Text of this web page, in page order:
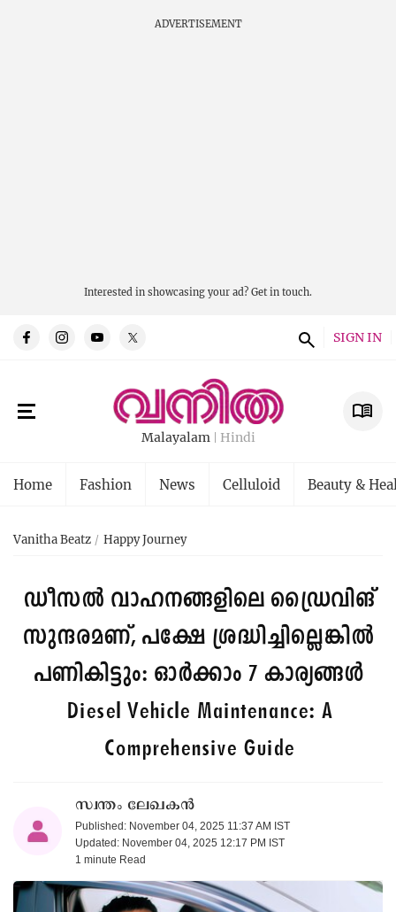
ADVERTISEMENT
Interested in showcasing your ad? Get in touch.
SIGN IN
Malayalam Hindi
Home Fashion News Celluloid Beauty &
Vanitha Beatz Happy Journey
ഡീസൽ വാഹനങ്ങളിലെ ഡ്രൈവിങ്
സുന്ദരമണ്, പക്ഷേ ശ്രദ്ധിച്ചില്ലെങ്കിൽ
പണികിട്ടും: ഓർക്കാം 7 കാര്യങ്ങൾ
Diesel Vehicle Maintenance: A
Comprehensive Guide
സ്വന്തം ലേഖകൻ
Published: November 04, 2025 11:37 AM IST
Updated: November 04, 2025 12:17 PM IST
1 minute Read